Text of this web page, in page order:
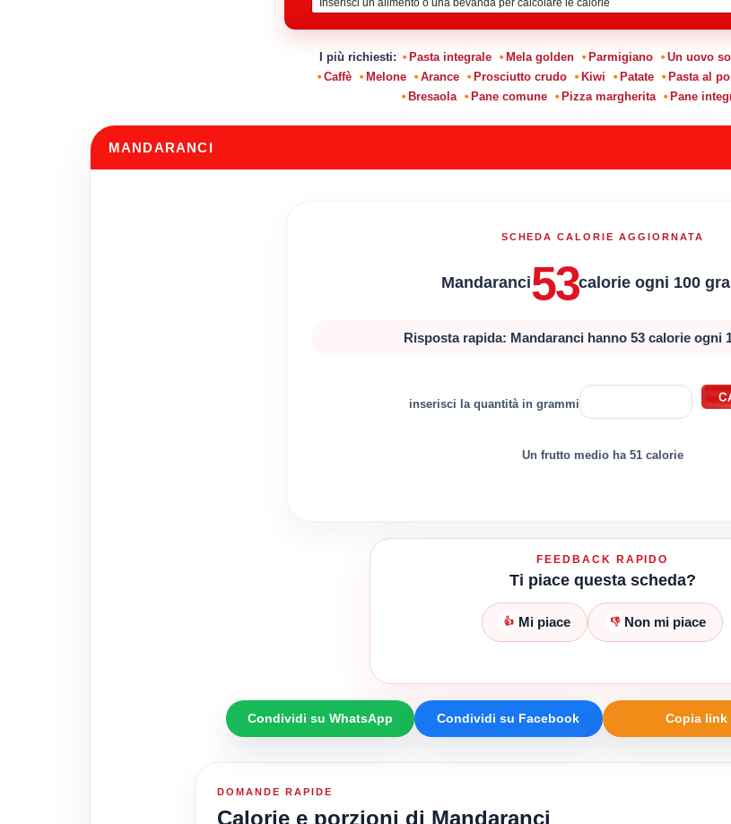
I più richiesti: Pasta integrale Mela golden Parmigiano Un uovo
Caffè
Melone Arance Prosciutto crudo Kiwi Patate Pasta al
Bresaola
Pane comune Pizza margherita Pane
MANDARANCI
SCHEDA CALORIE AGGIORNATA
Mandaranci53calorie ogni 100
Risposta rapida: Mandaranci hanno 53 calorie ogni
inserisci la quantità in grammi
Un frutto medio ha 51 calorie
FEEDBACK RAPIDO
Ti piace questa scheda?
👍 Mi piace 👎 Non mi piace
Condividi su WhatsApp Condividi su Facebook Copia link
DOMANDE RAPIDE
Calorie e porzioni di Mandaranci